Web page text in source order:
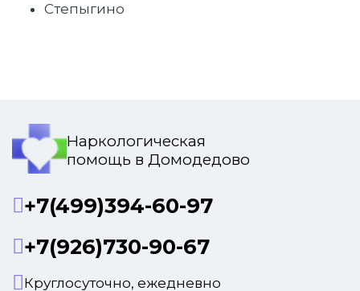
Степыгино
Наркологическая
помощь в Домодедово
+7(499)394-60-97
+7(926)730-90-67
Круглосуточно, ежедневно